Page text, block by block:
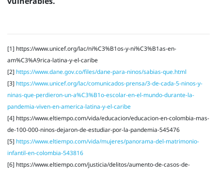
[1] https://www.unicef.org/lac/ni%C3%B1os-y-ni%C3%B1as-en-
am%C3%A9rica-latina-y-el-caribe
[2] https://www.dane.gov.co/files/dane-para-ninos/sabias-que.html
[3] https://www.unicef.org/lac/comunicados-prensa/3-de-cada-5-ninos-y-
ninas-que-perdieron-un-a%C3%B1o-escolar-en-el-mundo-durante-la-
pandemia-viven-en-america-latina-y-el-caribe
[4] https://www.eltiempo.com/vida/educacion/educacion-en-colombia-mas-
de-100-000-ninos-dejaron-de-estudiar-por-la-pandemia-545476
[5] https://www.eltiempo.com/vida/mujeres/panorama-del-matrimonio-
infantil-en-colombia-543816
[6] https://www.eltiempo.com/justicia/delitos/aumento-de-casos-de-